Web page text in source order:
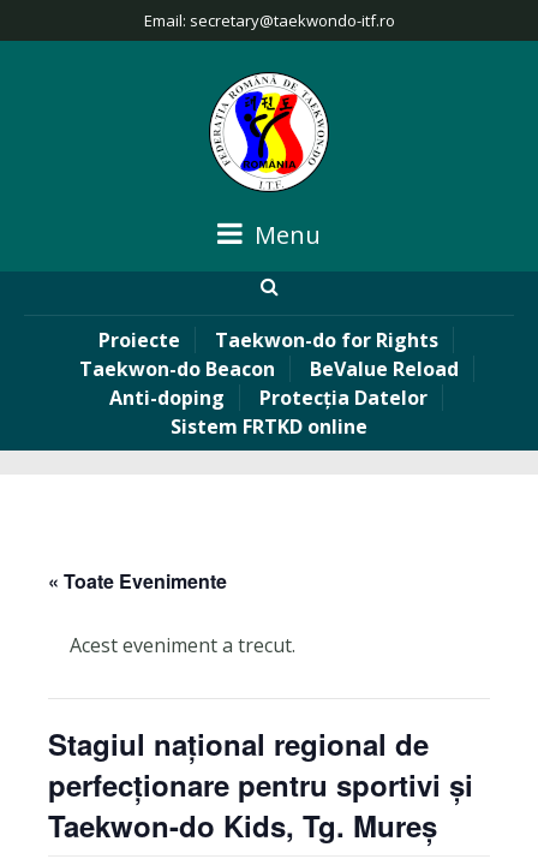
Email: secretary@taekwondo-itf.ro
Menu
Proiecte
Taekwon-do for Rights
Taekwon-do Beacon
BeValue Reload
Anti-doping
Protecția Datelor
Sistem FRTKD online
« Toate Evenimente
Acest eveniment a trecut.
Stagiul național regional de
perfecționare pentru sportivi și
Taekwon-do Kids, Tg. Mureș